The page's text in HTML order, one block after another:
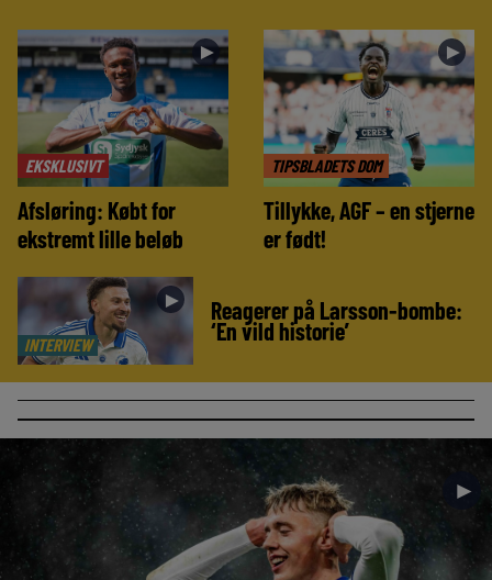
EKSKLUSIVT
►
Afsløring: Købt for
ekstremt lille beløb
TIPSBLADETS DOM
►
Tillykke, AGF – en stjerne
er født!
INTERVIEW
► Reagerer på Larsson-bombe:
‘En vild historie’
►